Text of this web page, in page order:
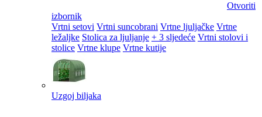
Otvoriti
izbornik
Vrtni setovi Vrtni suncobrani Vrtne ljuljačke Vrtne
ležaljke Stolica za ljuljanje + 3 sljedeće Vrtni stolovi i
stolice Vrtne klupe Vrtne kutije
Uzgoj biljaka